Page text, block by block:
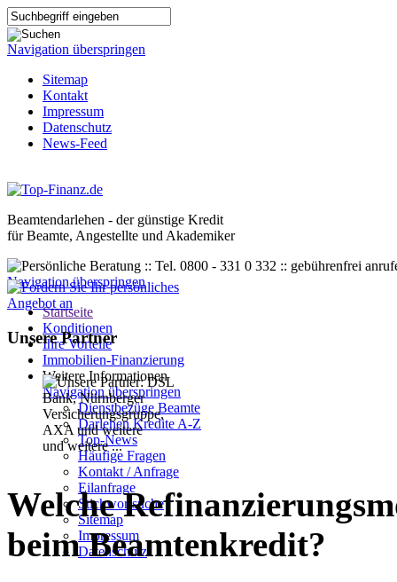
Navigation überspringen
Sitemap
Kontakt
Impressum
Datenschutz
News-Feed
Beamtendarlehen - der günstige Kredit
für Beamte, Angestellte und Akademiker
Navigation überspringen
Startseite
Konditionen
Ihre Vorteile
Immobilien-Finanzierung
Weitere Informationen
Navigation überspringen
Dienstbezüge Beamte
Darlehen Kredite A-Z
Top-News
Häufige Fragen
Kontakt / Anfrage
Eilanfrage
Stichwortsuche
Sitemap
Impressum
Datenschutz
Unsere Partner
und weitere ...
Welche
beim Beamtenkredit?